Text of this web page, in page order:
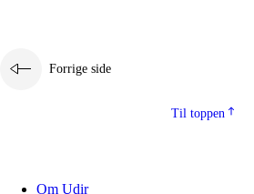
Forrige side
Til toppen
Om Udir